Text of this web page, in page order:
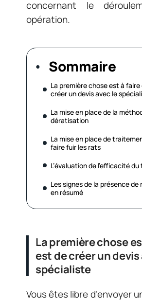
concernant le
opération.
Sommaire
La première chose est à
créer un devis avec le
La mise en place de la
dératisation
La mise en place de
faire fuir les rats
L’évaluation de l’efficacité
Les signes de la présence de
en résumé
La première chose
est de créer un devis
spécialiste
Vous êtes libre d’envoyer